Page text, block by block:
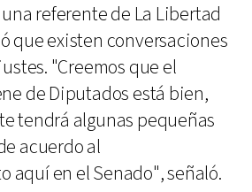
referente de La Libertad
que existen conversaciones
"Creemos que el
de Diputados está bien,
tendrá algunas pequeñas
acuerdo al
aquí en el Senado", señaló.